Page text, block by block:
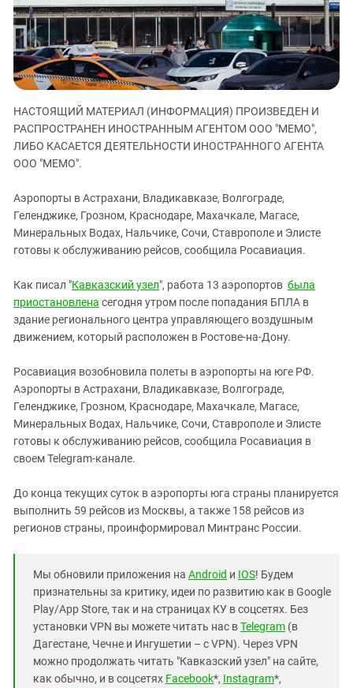
ЗАСТАВЛЯЕТ
КАВКАЗ ЗА ПАЛЕСТИНУ
ИНАКОМЫСЛИЕ В ЧЕЧНЕ
ПРЕСЛЕДОВАНИЕ АКТИВИСТОВ
МОБИЛИЗАЦИЯ И ПРОТЕСТЫ
Дагестан
Ингушетия
Кабардино-Балкария
Калмыкия
Карачаево-Черкесия
Краснодарский край
Нагорный Карабах
Ростовская область
Северная Осетия - Алания
СКФО
Ставропольский край
Чечня
НАСТОЯЩИЙ МАТЕРИАЛ (ИНФОРМАЦИЯ) ПРОИЗВЕДЕН И
РАСПРОСТРАНЕН ИНОСТРАННЫМ АГЕНТОМ ООО "МЕМО",
ЛИБО КАСАЕТСЯ ДЕЯТЕЛЬНОСТИ ИНОСТРАННОГО АГЕНТА
ООО "МЕМО".
Аэропорты в Астрахани, Владикавказе, Волгограде,
Геленджике, Грозном, Краснодаре, Махачкале, Магасе,
Минеральных Водах, Нальчике, Сочи, Ставрополе и Элисте
готовы к обслуживанию рейсов, сообщила Росавиация.
Как писал "Кавказский узел", работа 13 аэропортов была
приостановлена сегодня утром после попадания БПЛА в
здание регионального центра управляющего воздушным
движением, который расположен в Ростове-на-Дону.
Росавиация возобновила полеты в аэропорты на юге РФ.
Аэропорты в Астрахани, Владикавказе, Волгограде,
Геленджике, Грозном, Краснодаре, Махачкале, Магасе,
Минеральных Водах, Нальчике, Сочи, Ставрополе и Элисте
готовы к обслуживанию рейсов, сообщила Росавиация в
своем Telegram-канале.
До конца текущих суток в аэропорты юга страны планируется
выполнить 59 рейсов из Москвы, а также 158 рейсов из
регионов страны, проинформировал Минтранс России.
Мы обновили приложения на Android и IOS! Будем
признательны за критику, идеи по развитию как в Google
Play/App Store, так и на страницах КУ в соцсетях. Без
установки VPN вы можете читать нас вTelegram (в
Дагестане, Чечне и Ингушетии – с VPN). Через VPN
можно продолжать читать "Кавказский узел" на сайте,
как обычно, и в соцсетях Facebook*, Instagram*,